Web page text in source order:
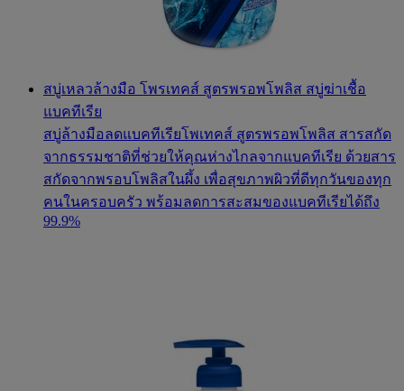
สบู่เหลวล้างมือ โพรเทคส์ สูตรพรอพโพลิส สบู่ฆ่าเชื้อ
แบคทีเรีย
สบู่ล้างมือลดแบคทีเรียโพเทคส์ สูตรพรอพโพลิส สารสกัด
จากธรรมชาติที่ช่วยให้คุณห่างไกลจากแบคทีเรีย ด้วยสาร
สกัดจากพรอบโพลิสในผึ้ง เพื่อสุขภาพผิวที่ดีทุกวันของทุก
คนในครอบครัว พร้อมลดการสะสมของแบคทีเรียได้ถึง
99.9%